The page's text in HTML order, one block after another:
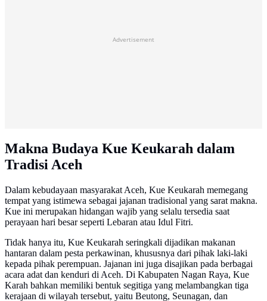
Advertisement
Makna Budaya Kue Keukarah dalam
Tradisi Aceh
Dalam kebudayaan masyarakat Aceh, Kue Keukarah memegang
tempat yang istimewa sebagai jajanan tradisional yang sarat makna.
Kue ini merupakan hidangan wajib yang selalu tersedia saat
perayaan hari besar seperti Lebaran atau Idul Fitri.
Tidak hanya itu, Kue Keukarah seringkali dijadikan makanan
hantaran dalam pesta perkawinan, khususnya dari pihak laki-laki
kepada pihak perempuan. Jajanan ini juga disajikan pada berbagai
acara adat dan kenduri di Aceh. Di Kabupaten Nagan Raya, Kue
Karah bahkan memiliki bentuk segitiga yang melambangkan tiga
kerajaan di wilayah tersebut, yaitu Beutong, Seunagan, dan